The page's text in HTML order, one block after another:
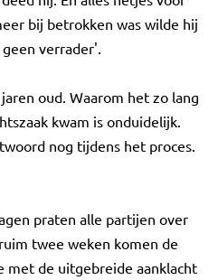
bij betrokken was wilde hij
verrader'.
oud. Waarom het zo lang
kwam is onduidelijk.
nog tijdens het proces.
praten alle partijen over
twee weken komen de
de uitgebreide aanklacht